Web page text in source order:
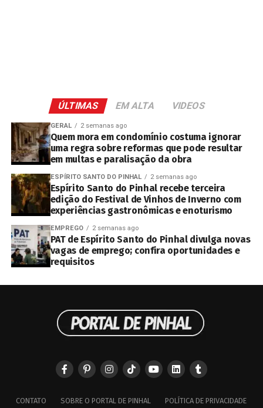
ÚLTIMAS EM ALTA VIDEOS
GERAL 2 semanas ago
Quem mora em condomínio costuma ignorar
uma regra sobre reformas que pode resultar
em multas e paralisação da obra
ESPÍRITO SANTO DO PINHAL 2 semanas ago
Espírito Santo do Pinhal recebe terceira
edição do Festival de Vinhos de Inverno com
experiências gastronômicas e enoturismo
EMPREGO 2 semanas ago
PAT de Espírito Santo do Pinhal divulga novas
vagas de emprego; confira oportunidades e
requisitos
CONTATO SOBRE O PORTAL DE PINHAL POLÍTICA DE PRIVACIDADE